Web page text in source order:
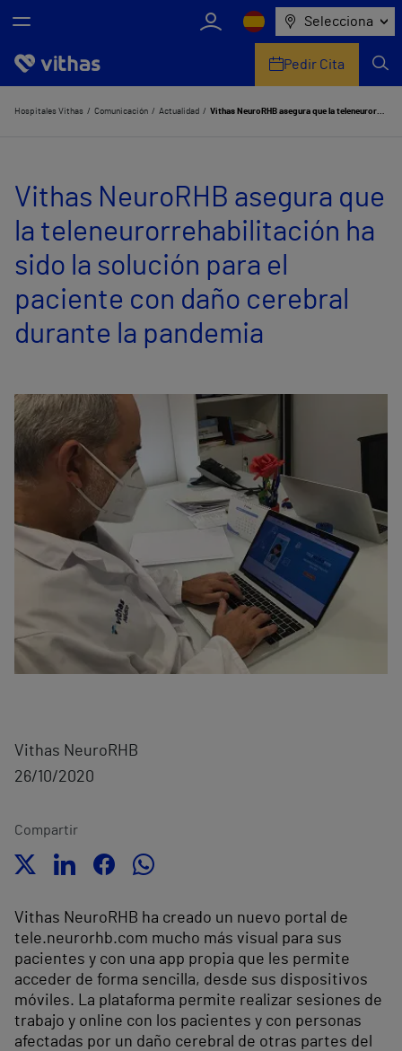
Selecciona
Nosotros
Servicios de salud
Equipo médico y asistencial
Comunicación
Pedir Cita
Hospitales Vithas Comunicación Actualidad Vithas NeuroRHB asegura que la teleneurorrehabilitación ha sido la solución para el paciente con daño cerebral durante la pandemia
Vithas NeuroRHB asegura que
la teleneurorrehabilitación ha
sido la solución para el
paciente con daño cerebral
durante la pandemia
Vithas NeuroRHB
26/10/2020
Compartir
Vithas NeuroRHB ha creado un nuevo portal de
tele.neurorhb.com mucho más visual para sus
pacientes y con una app propia que les permite
acceder de forma sencilla, desde sus dispositivos
móviles. La plataforma permite realizar sesiones de
trabajo y online con los pacientes y con personas
afectadas por un daño cerebral de otras partes del